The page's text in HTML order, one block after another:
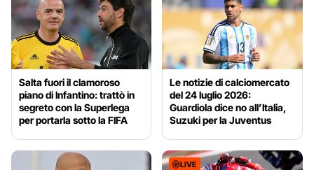
Salta fuori il clamoroso
piano di Infantino: trattò in
segreto con la Superlega
per portarla sotto la FIFA
Le notizie di calciomercato
del 24 luglio 2026:
Guardiola dice no all’Italia,
Suzuki per la Juventus
LIVE